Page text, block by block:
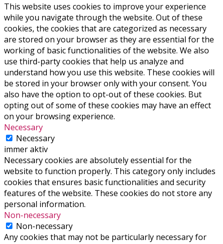
This website uses cookies to improve your experience
while you navigate through the website. Out of these
cookies, the cookies that are categorized as necessary
are stored on your browser as they are essential for the
working of basic functionalities of the website. We also
use third-party cookies that help us analyze and
understand how you use this website. These cookies will
be stored in your browser only with your consent. You
also have the option to opt-out of these cookies. But
opting out of some of these cookies may have an effect
on your browsing experience.
Necessary
Necessary
immer aktiv
Necessary cookies are absolutely essential for the
website to function properly. This category only includes
cookies that ensures basic functionalities and security
features of the website. These cookies do not store any
personal information.
Non-necessary
Non-necessary
Any cookies that may not be particularly necessary for